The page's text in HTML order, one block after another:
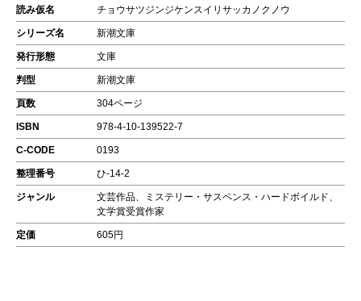
読み仮名 チョウサツジンジケンスイリサッカノクノウ
シリーズ名 新潮文庫
発行形態 文庫
判型 新潮文庫
頁数 304ページ
ISBN 978-4-10-139522-7
C-CODE 0193
整理番号 ひ-14-2
ジャンル
文芸作品、ミステリー・サスペンス・ハードボイルド、
文学賞受賞作家
定価 605円